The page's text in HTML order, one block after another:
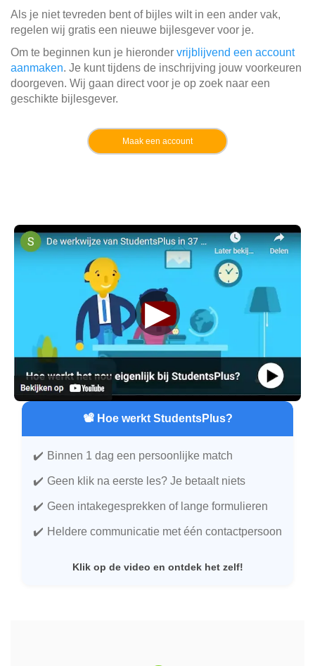
Als je niet tevreden bent of bijles wilt in een ander vak,
regelen wij gratis een nieuwe bijlesgever voor je.
Om te beginnen kun je hieronder vrijblijvend een account
aanmaken. Je kunt tijdens de inschrijving jouw voorkeuren
doorgeven. Wij gaan direct voor je op zoek naar een
geschikte bijlesgever.
Maak een account
▶
📽️ Hoe werkt StudentsPlus?
Binnen 1 dag een persoonlijke match
Geen klik na eerste les? Je betaalt niets
Geen intakegesprekken of lange formulieren
Heldere communicatie met één contactpersoon
Klik op de video en ontdek het zelf!